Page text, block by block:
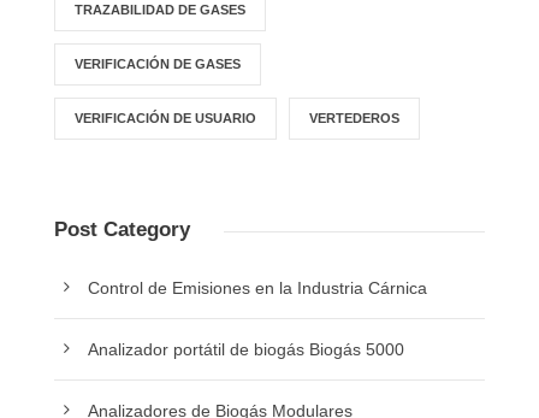
TRAZABILIDAD DE GASES
VERIFICACIÓN DE GASES
VERIFICACIÓN DE USUARIO VERTEDEROS
Post Category
Control de Emisiones en la Industria Cárnica
Analizador portátil de biogás Biogás 5000
Analizadores de Biogás Modulares